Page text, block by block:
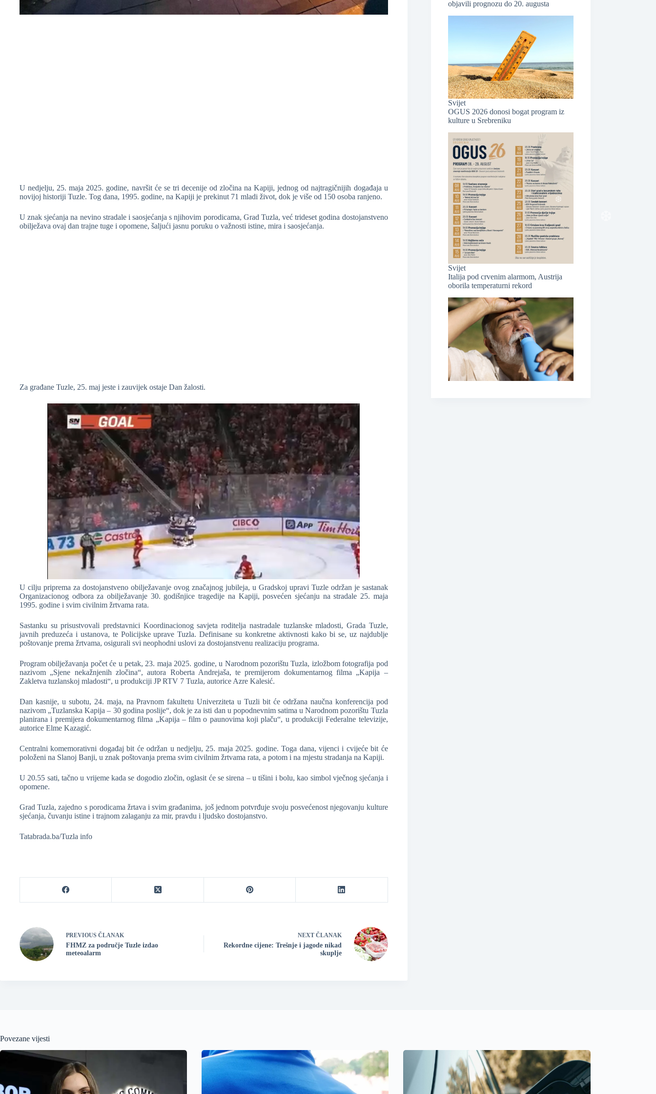
U nedjelju, 25. maja 2025. godine, navršit će se tri decenije od zločina na Kapiji, jednog od najtragičnijih događaja u
novijoj historiji Tuzle. Tog dana, 1995. godine, na Kapiji je prekinut 71 mladi život, dok je više od 150 osoba ranjeno.
U znak sjećanja na nevino stradale i saosjećanja s njihovim porodicama, Grad Tuzla, već trideset godina dostojanstveno
obilježava ovaj dan trajne tuge i opomene, šaljući jasnu poruku o važnosti istine, mira i saosjećanja.
Za građane Tuzle, 25. maj jeste i zauvijek ostaje Dan žalosti.
U cilju priprema za dostojanstveno obilježavanje ovog značajnog jubileja, u Gradskoj upravi Tuzle održan je sastanak
Organizacionog odbora za obilježavanje 30. godišnjice tragedije na Kapiji, posvećen sjećanju na stradale 25. maja
1995. godine i svim civilnim žrtvama rata.
Sastanku su prisustvovali predstavnici Koordinacionog savjeta roditelja nastradale tuzlanske mladosti, Grada Tuzle,
javnih preduzeća i ustanova, te Policijske uprave Tuzla. Definisane su konkretne aktivnosti kako bi se, uz najdublje
poštovanje prema žrtvama, osigurali svi neophodni uslovi za dostojanstvenu realizaciju programa.
Program obilježavanja počet će u petak, 23. maja 2025. godine, u Narodnom pozorištu Tuzla, izložbom fotografija pod
nazivom „Sjene nekažnjenih zločina“, autora Roberta Andrejaša, te premijerom dokumentarnog filma „Kapija –
Zakletva tuzlanskoj mladosti“, u produkciji JP RTV 7 Tuzla, autorice Azre Kalesić.
Dan kasnije, u subotu, 24. maja, na Pravnom fakultetu Univerziteta u Tuzli bit će održana naučna konferencija pod
nazivom „Tuzlanska Kapija – 30 godina poslije“, dok je za isti dan u popodnevnim satima u Narodnom pozorištu Tuzla
planirana i premijera dokumentarnog filma „Kapija – film o paunovima koji plaču“, u produkciji Federalne televizije,
autorice Elme Kazagić.
Centralni komemorativni događaj bit će održan u nedjelju, 25. maja 2025. godine. Toga dana, vijenci i cvijeće bit će
položeni na Slanoj Banji, u znak poštovanja prema svim civilnim žrtvama rata, a potom i na mjestu stradanja na Kapiji.
U 20.55 sati, tačno u vrijeme kada se dogodio zločin, oglasit će se sirena – u tišini i bolu, kao simbol vječnog sjećanja i
opomene.
Grad Tuzla, zajedno s porodicama žrtava i svim građanima, još jednom potvrđuje svoju posvećenost njegovanju kulture
sjećanja, čuvanju istine i trajnom zalaganju za mir, pravdu i ljudsko dostojanstvo.
Tatabrada.ba/Tuzla info
PREVIOUS ČLANAK
FHMZ za područje Tuzle izdao
meteoalarm
NEXT ČLANAK
Rekordne cijene: Trešnje i jagode nikad
skuplje
objavili prognozu do 20. augusta
Svijet
OGUS 2026 donosi bogat program iz
kulture u Srebreniku
Svijet
Italija pod crvenim alarmom, Austrija
oborila temperaturni rekord
Povezane vijesti
❆
❆